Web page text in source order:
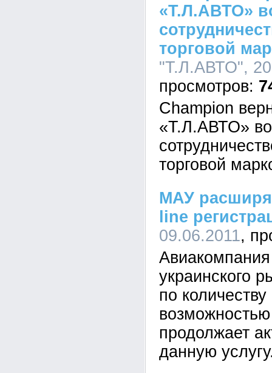
«Т.Л.АВТО»
торговой
"Т.Л.АВТО",
Champion
«Т.Л.АВТО»
торговой
МАУ
line
09.06.2011
украинского
по
продолжает
данную